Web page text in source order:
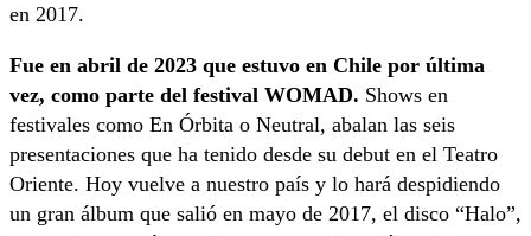
en 2017.
Fue en abril de 2023 que estuvo en Chile por última
vez, como parte del festival WOMAD. Shows en
festivales como En Órbita o Neutral, abalan las seis
presentaciones que ha tenido desde su debut en el Teatro
Oriente. Hoy vuelve a nuestro país y lo hará despidiendo
un gran álbum que salió en mayo de 2017, el disco “Halo”,